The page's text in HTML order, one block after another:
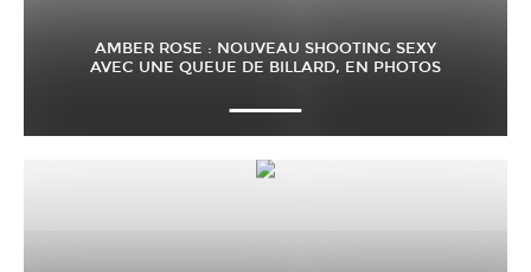
AMBER ROSE : NOUVEAU SHOOTING SEXY
AVEC UNE QUEUE DE BILLARD, EN PHOTOS